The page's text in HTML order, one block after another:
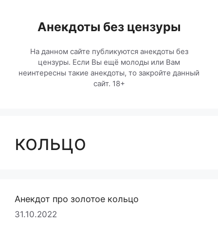
содержимомуАнекдоты без цензуры
На данном сайте публикуются анекдоты без
цензуры. Если Вы ещё молоды или Вам
неинтересны такие анекдоты, то закройте данный
сайт. 18+
кольцо
Анекдот про золотое кольцо
31.10.2022